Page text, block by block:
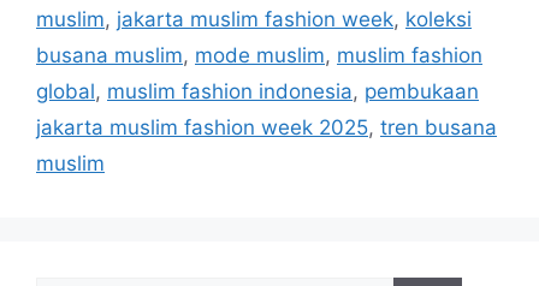
muslim, jakarta muslim fashion week, koleksi
busana muslim, mode muslim, muslim fashion
global, muslim fashion indonesia, pembukaan
jakarta muslim fashion week 2025, tren busana
muslim